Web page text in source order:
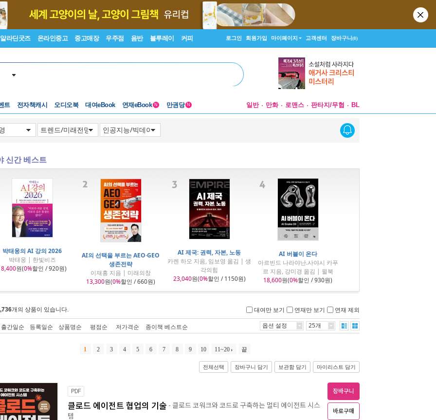
알라딘굿즈 온라인중고 중고매장 우주점 음반 블루레이 커피 로그인 회원가입 마이페이지 고객센터 장바구니(0)
트 전자책캐시 오디오북 대여eBook 연재eBook N 만권당 N 일반 만화 로맨스 판타지/무협 BL
신간 베스트
박태웅의 AI 강의 2026
박태웅 | 한빛비즈
원(0%할인 / 920원)
AI의 선택을 부르는 AEO·GEO
생존전략
이재홍 지음 | 미래의창
13,300원(0%할인 / 660원)
AI 제국: 권력, 자본, 노동
카렌 하오 지음, 임보영 옮김 | 생
각의힘
23,040원(0%할인 / 1150원)
AI 버블이 온다
아르빈드 나라야난.사야시 카푸
르 지음, 강미경 옮김 | 윌북
18,600원(0%할인 / 930원)
개의 상품이 있습니다. 대여만 보기 연재만 보기 연재 제외
출간일순 등록일순 상품명순 평점순 저가격순 종이책 베스트순 옵션 설정 25개
1 2 3 4 5 6 7 8 9 10 11~20 끝
전체선택 장바구니 담기 보관함 담기 마이리스트 담기
PDF
클로드 에이전트 협업의 기술 - 클로드 코워크와 코드로 구축하는 멀티 에이전트 시스
템
장바구니
바로구매